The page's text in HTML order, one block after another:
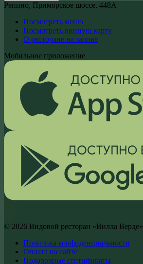
Репино, Приморское шоссе, 448А
Посмотреть меню
Посмотреть винную карту
О ресторане на заливе
Мобильное приложение
© 2026 Видовой ресторан «Вилла Верде»
Политика конфиденциальности
Оплата на сайте
Подарочные сертификаты